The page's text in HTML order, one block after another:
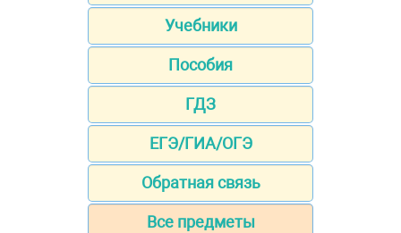
Учебники
Пособия
ГДЗ
ЕГЭ/ГИА/ОГЭ
Обратная связь
Все предметы